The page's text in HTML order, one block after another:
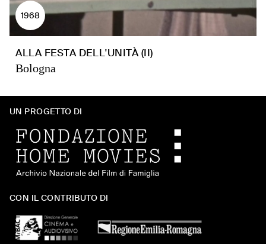
1968
ALLA FESTA DELL'UNITÀ (II)
Bologna
UN PROGETTO DI
CON IL CONTRIBUTO DI